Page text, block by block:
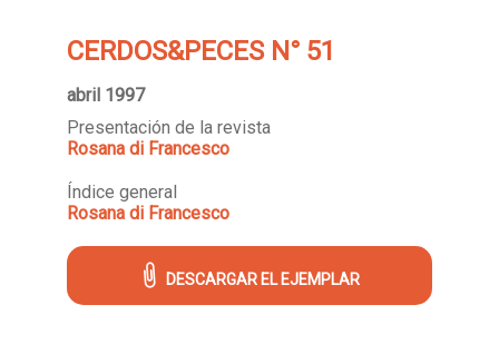
CERDOS&PECES N° 51
abril 1997
Presentación de la revista
Rosana di Francesco
Índice general
Rosana di Francesco
DESCARGAR EL EJEMPLAR